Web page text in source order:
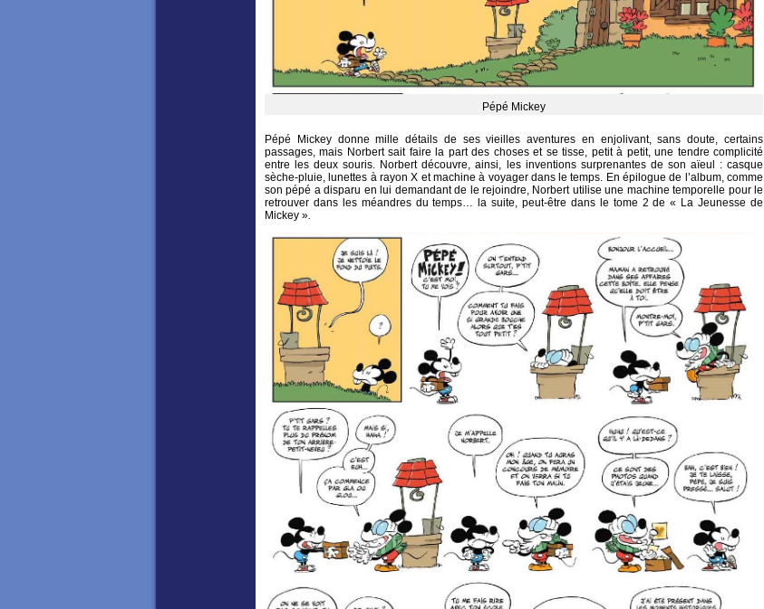
Pépé Mickey
Pépé Mickey donne mille détails de ses vieilles aventures en enjolivant, sans doute, certains
passages, mais Norbert sait faire la part des choses et se tisse, petit à petit, une tendre complicité
entre les deux souris. Norbert découvre, ainsi, les inventions surprenantes de son aïeul : casque
sèche-pluie, lunettes à rayon X et machine à voyager dans le temps. En épilogue de l’album, comme
son pépé a disparu en lui demandant de le rejoindre, Norbert utilise une machine temporelle pour le
retrouver dans les méandres du temps… la suite, peut-être dans le tome 2 de « La Jeunesse de
Mickey ».